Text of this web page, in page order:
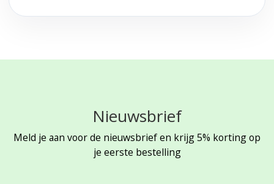
Nieuwsbrief
Meld je aan voor de nieuwsbrief en krijg 5% korting op
je eerste bestelling